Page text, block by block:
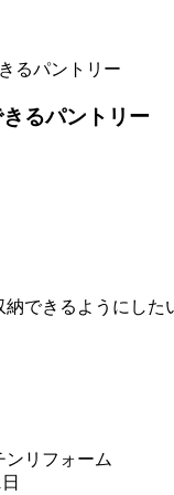
るパントリー
るパントリー
できるようにした
ンリフォーム